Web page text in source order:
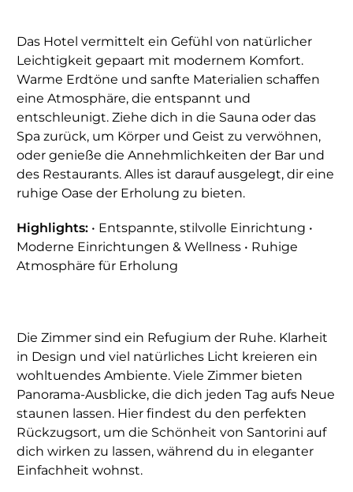
Das Hotel vermittelt ein Gefühl von natürlicher
Leichtigkeit gepaart mit modernem Komfort.
Warme Erdtöne und sanfte Materialien schaffen
eine Atmosphäre, die entspannt und
entschleunigt. Ziehe dich in die Sauna oder das
Spa zurück, um Körper und Geist zu verwöhnen,
oder genieße die Annehmlichkeiten der Bar und
des Restaurants. Alles ist darauf ausgelegt, dir eine
ruhige Oase der Erholung zu bieten.
Highlights: • Entspannte, stilvolle Einrichtung •
Moderne Einrichtungen & Wellness • Ruhige
Atmosphäre für Erholung
Die Zimmer sind ein Refugium der Ruhe. Klarheit
in Design und viel natürliches Licht kreieren ein
wohltuendes Ambiente. Viele Zimmer bieten
Panorama-Ausblicke, die dich jeden Tag aufs Neue
staunen lassen. Hier findest du den perfekten
Rückzugsort, um die Schönheit von Santorini auf
dich wirken zu lassen, während du in eleganter
Einfachheit wohnst.